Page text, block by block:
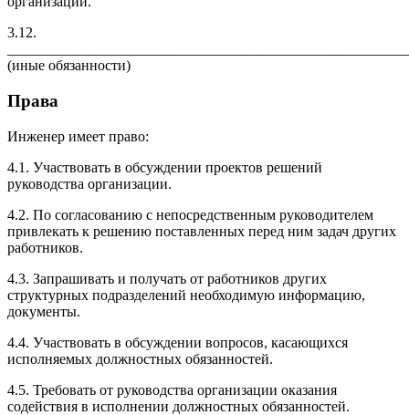
3.12.
(иные обязанности)
Права
Инженер имеет право:
4.1. Участвовать в обсуждении проектов решений
руководства организации.
4.2. По согласованию с непосредственным руководителем
привлекать к решению поставленных перед ним задач других
работников.
4.3. Запрашивать и получать от работников других
структурных подразделений необходимую информацию,
документы.
4.4. Участвовать в обсуждении вопросов, касающихся
исполняемых должностных обязанностей.
4.5. Требовать от руководства организации оказания
содействия в исполнении должностных обязанностей.